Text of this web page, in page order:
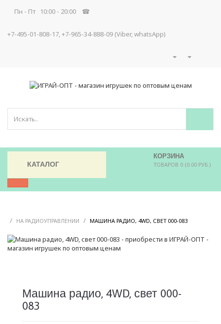
Пн - Пт 10:00 - 20:00 ☎
+7-495-01-808-17, +7-965-34-888-09 (Viber, whatsApp)
КОРЗИНА
ТОВАРОВ 0 (0.00 РУБ.)
КАТАЛОГ
/ НА РАДИОУПРАВЛЕНИИ / МАШИНА РАДИО, 4WD, СВЕТ 000-083
Машина радио, 4WD, свет 000-
083